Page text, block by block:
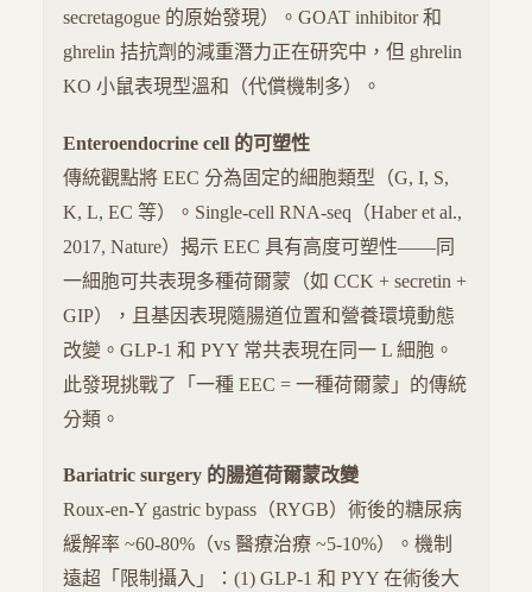
secretagogue 的原始發現）。GOAT inhibitor 和
ghrelin 拮抗劑的減重潛力正在研究中，但 ghrelin
KO 小鼠表現型溫和（代償機制多）。
Enteroendocrine cell 的可塑性
傳統觀點將 EEC 分為固定的細胞類型（G, I, S,
K, L, EC 等）。Single-cell RNA-seq（Haber et al.,
2017, Nature）揭示 EEC 具有高度可塑性——同
一細胞可共表現多種荷爾蒙（如 CCK + secretin +
GIP），且基因表現隨腸道位置和營養環境動態
改變。GLP-1 和 PYY 常共表現在同一 L 細胞。
此發現挑戰了「一種 EEC = 一種荷爾蒙」的傳統
分類。
Bariatric surgery 的腸道荷爾蒙改變
Roux-en-Y gastric bypass（RYGB）術後的糖尿病
緩解率 ~60-80%（vs 醫療治療 ~5-10%）。機制
遠超「限制攝入」：(1) GLP-1 和 PYY 在術後大